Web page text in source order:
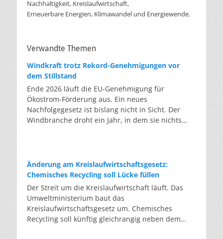
Nachhaltigkeit, Kreislaufwirtschaft,
Erneuerbare Energien, Klimawandel und Energiewende.
Verwandte Themen
Windkraft trotz Rekord-Genehmigungen vor
dem Stillstand
Ende 2026 läuft die EU-Genehmigung für
Ökostrom-Förderung aus. Ein neues
Nachfolgegesetz ist bislang nicht in Sicht. Der
Windbranche droht ein Jahr, in dem sie nichts
die Verfahren laufen heute deutlich schneller. Die
Halbjahresbilanz der Branche bestätigt dieses
Muster: So viele Windräder wie nie zuvor wurden
genehmigt, doch im ersten Halbjahr gingen netto
nur rund zwei Gigawatt ans Netz. Der Bestand
liegt damit bei etwa 70 Gigawatt. Das gesetzliche
Zwischenziel von 84 Gigawatt zum Jahresende ist
Änderung am Kreislaufwirtschaftsgesetz:
Chemisches Recycling soll Lücke füllen
Der Streit um die Kreislaufwirtschaft läuft. Das
Umweltministerium baut das
Kreislaufwirtschaftsgesetz um. Chemisches
Recycling soll künftig gleichrangig neben dem